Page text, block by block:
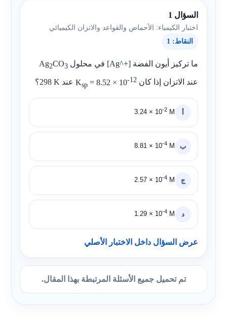
السؤال 1
اختبار الكيمياء: الأحماض والقواعد والاتزان الكيميائي
النقاط: 1
ما تركيز أيون الفضة [Ag^+]في محلول Ag2CO3
عند الاتزان إذا كان Ksp = 8.52 × 10-12 عند 298 K؟
3.24 × 10-2 M
ب 8.81 × 10-4 M
ج 2.57 × 10-4 M
د 1.29 × 10-4 M
عرض السؤال داخل الاختبار الأصلي
تم تحميل جميع الأسئلة المرتبطة بهذا المقال.